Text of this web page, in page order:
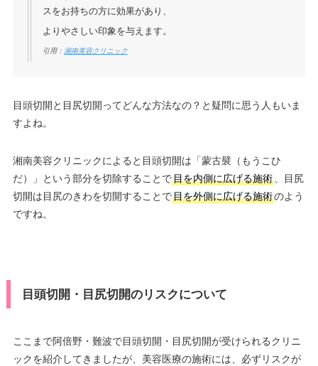
スをお持ちの方に効果があり、
よりやさしい印象を与えます。
引用： 湘南美容クリニック
目頭切開と目尻切開ってどんな方法なの？と疑問に思う人もいま
すよね。
湘南美容クリニックによると目頭切開は「蒙古襞（もうこひ
だ）」という部分を切除することで目を内側に広げる施術、目尻
切開は目尻のきわを切開することで目を外側に広げる施術のよう
ですね。
目頭切開・目尻切開のリスクについて
ここまで阿倍野・難波で目頭切開・目尻切開が受けられるクリニ
ックを紹介してきましたが、美容医療の施術には、必ずリスクが